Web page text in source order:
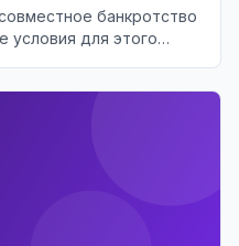
банкротство
условия для этого